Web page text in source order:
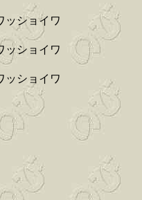
ショイワ
ショイワ
ショイワ